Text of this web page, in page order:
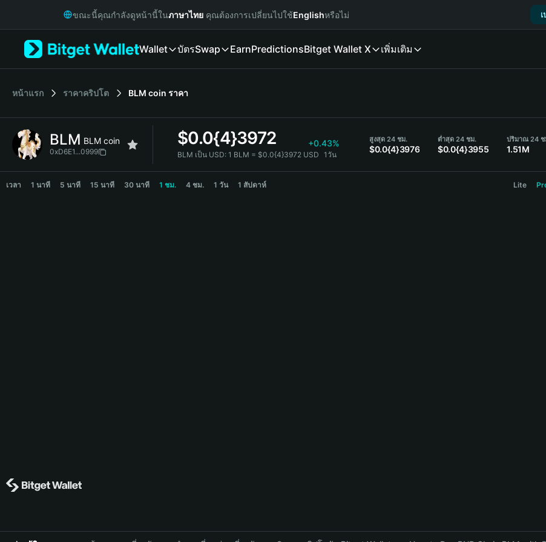
Русский
Italiano
简体中文
繁體中文
Bahasa Indonesia
ขณะนี้คุณกำลังดูหน้านี้ในภาษาไทย คุณต้องการเปลี่ยนไปใช้Englishหรือไม่
Wallet บัตรSwap EarnPredictionsBitget Wallet X เพิ่มเติม
หน้าแรก ราคาคริปโต BLM coin ราคา
BLM BLM coin
0xD6E1...0999
$0.0{4}3972 +0.43%
BLM เป็น USD: 1 BLM = $0.0{4}3972 USD 1วัน
สูงสุด 24 ชม.
$0.0{4}3976
ต่ำสุด 24 ชม.
$0.0{4}3955
ปริมาณ 24 ช
1.51M
BLM Price Chart
เวลา 1 นาที 5 นาที 15 นาที 30 นาที 1 ชม. 4 ชม. 1 วัน 1 สัปดาห์ Lite